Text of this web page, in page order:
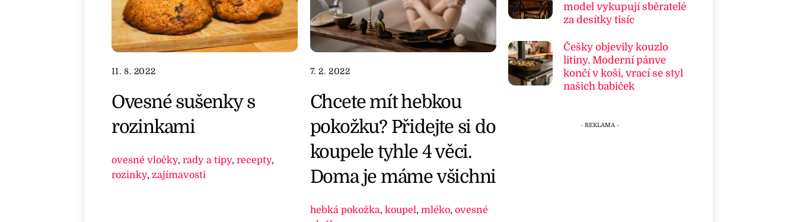
11. 8. 2022
Ovesné sušenky s
rozinkami
ovesné vločky, rady a tipy, recepty,
rozinky, zajímavosti
7. 2. 2022
Chcete mít hebkou
pokožku? Přidejte si do
koupele tyhle 4 věci.
Doma je máme všichni
hebká pokožka, koupel, mléko, ovesné
model vykupují sběratelé
za desítky tisíc
Češky objevily kouzlo
litiny. Moderní pánve
končí v koši, vrací se styl
našich babiček